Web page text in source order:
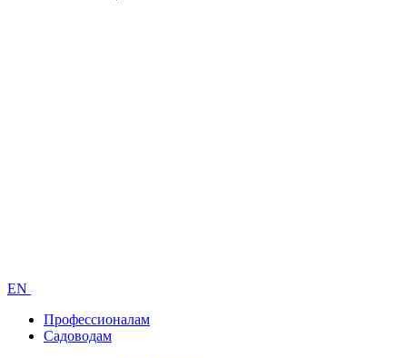
EN
Профессионалам
Садоводам